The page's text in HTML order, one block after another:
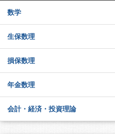
数学
生保数理
損保数理
年金数理
会計・経済・投資理論